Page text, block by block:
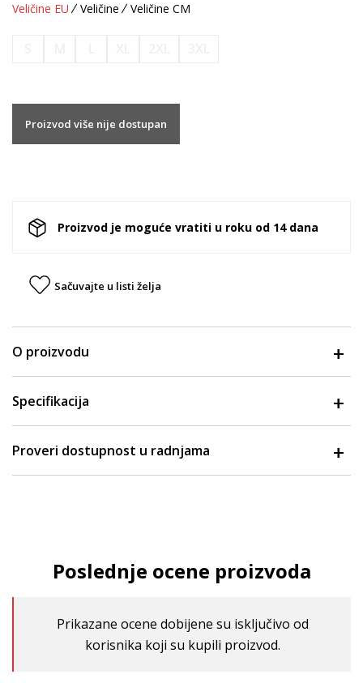
Veličine EU Veličine Veličine CM
Proizvod više nije dostupan
Proizvod je moguće vratiti u roku od 14 dana
Sačuvajte u listi želja
O proizvodu
Specifikacija
Proveri dostupnost u radnjama
Poslednje ocene proizvoda
Prikazane ocene dobijene su isključivo od
korisnika koji su kupili proizvod.